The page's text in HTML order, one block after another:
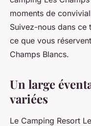
moments de
Suivez-nous dans
ce que vous
Champs Blancs.
Un large
variées
Le Camping Resort